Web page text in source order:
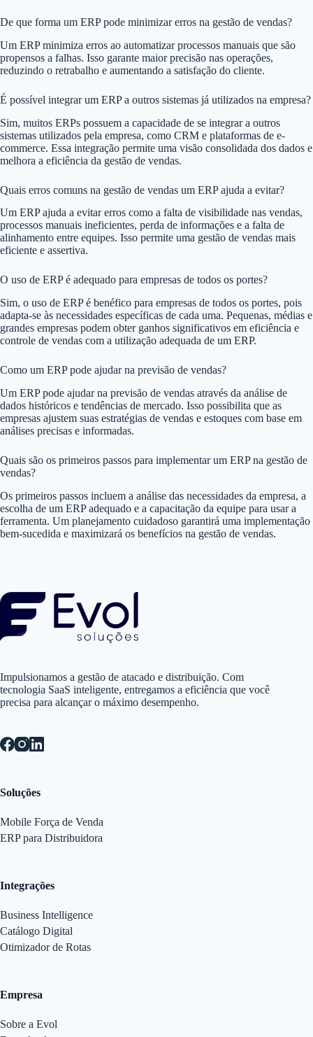
De que forma um ERP pode minimizar erros na gestão de vendas?
Um ERP minimiza erros ao automatizar processos manuais que são
propensos a falhas. Isso garante maior precisão nas operações,
reduzindo o retrabalho e aumentando a satisfação do cliente.
É possível integrar um ERP a outros sistemas já utilizados na empresa?
Sim, muitos ERPs possuem a capacidade de se integrar a outros
sistemas utilizados pela empresa, como CRM e plataformas de e-
commerce. Essa integração permite uma visão consolidada dos dados e
melhora a eficiência da gestão de vendas.
Quais erros comuns na gestão de vendas um ERP ajuda a evitar?
Um ERP ajuda a evitar erros como a falta de visibilidade nas vendas,
processos manuais ineficientes, perda de informações e a falta de
alinhamento entre equipes. Isso permite uma gestão de vendas mais
eficiente e assertiva.
O uso de ERP é adequado para empresas de todos os portes?
Sim, o uso de ERP é benéfico para empresas de todos os portes, pois
adapta-se às necessidades específicas de cada uma. Pequenas, médias e
grandes empresas podem obter ganhos significativos em eficiência e
controle de vendas com a utilização adequada de um ERP.
Como um ERP pode ajudar na previsão de vendas?
Um ERP pode ajudar na previsão de vendas através da análise de
dados históricos e tendências de mercado. Isso possibilita que as
empresas ajustem suas estratégias de vendas e estoques com base em
análises precisas e informadas.
Quais são os primeiros passos para implementar um ERP na gestão de
vendas?
Os primeiros passos incluem a análise das necessidades da empresa, a
escolha de um ERP adequado e a capacitação da equipe para usar a
ferramenta. Um planejamento cuidadoso garantirá uma implementação
bem-sucedida e maximizará os benefícios na gestão de vendas.
Impulsionamos a gestão de atacado e distribuição. Com
tecnologia SaaS inteligente, entregamos a eficiência que você
precisa para alcançar o máximo desempenho.
Soluções
Mobile Força de Venda
ERP para Distribuidora
Integrações
Business Intelligence
Catálogo Digital
Otimizador de Rotas
Empresa
Sobre a Evol